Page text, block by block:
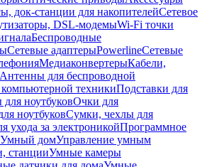
док-станции для накопителейСетевое
DSL-модемыWi-Fi точки
Беспроводные
Сетевые адаптерыPowerlineСетевые
МедиаконвертерыКабели,
Антенны для беспроводной
техникиПодставки для
ноутбуковОчки для
ноутбуковСумки, чехлы для
ухода за электроникойПрограммное
Умный домУправление умным
станцииУмные камеры